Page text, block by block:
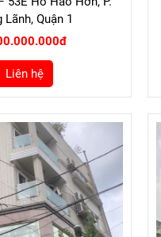
Lãnh, Quận 1
Liên hệ